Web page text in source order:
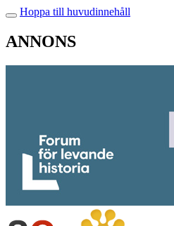
Hoppa till huvudinnehåll
ANNONS